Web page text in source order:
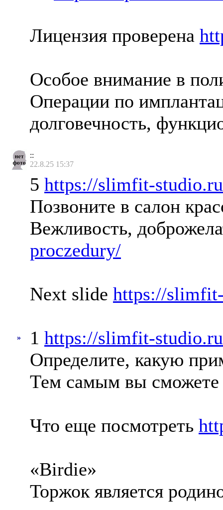
Лицензия проверена
Особое внимание в
Операции по
долговечность,
::
22.8.25 15:37
»
5 https://slimfit-
Позвоните в салон
Вежливость,
proczedury/
Next slide https://
1 https://slimfit-
Определите, какую
Тем самым вы сможете
Что еще посмотреть
«Birdie»
Торжок является